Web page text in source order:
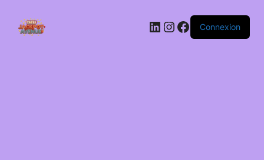
LinkedIn
Instagram
Facebook
Connexion